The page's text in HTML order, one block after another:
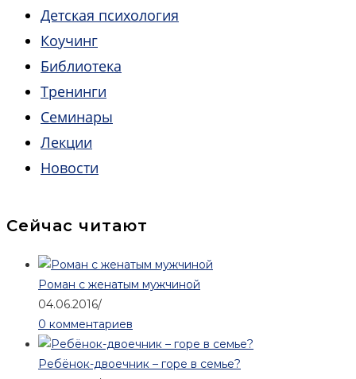
Детская психология
Коучинг
Библиотека
Тренинги
Семинары
Лекции
Новости
Сейчас читают
Роман с женатым мужчиной
04.06.2016/
0 комментариев
Ребёнок-двоечник – горе в семье?